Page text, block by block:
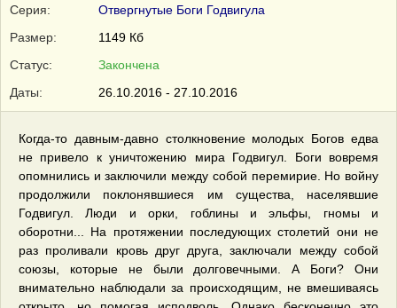
Серия:
Отвергнутые Боги Годвигула
Размер:
1149 Кб
Статус:
Закончена
Даты:
26.10.2016 - 27.10.2016
Когда-то давным-давно столкновение молодых Богов едва
не привело к уничтожению мира Годвигул. Боги вовремя
опомнились и заключили между собой перемирие. Но войну
продолжили поклонявшиеся им существа, населявшие
Годвигул. Люди и орки, гоблины и эльфы, гномы и
оборотни... На протяжении последующих столетий они не
раз проливали кровь друг друга, заключали между собой
союзы, которые не были долговечными. А Боги? Они
внимательно наблюдали за происходящим, не вмешиваясь